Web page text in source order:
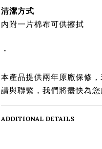
清潔方式
內附一片棉布可供擦拭
・
本產品提供兩年原廠保修
請與聯繫，我們將盡快為您
ADDITIONAL DETAILS